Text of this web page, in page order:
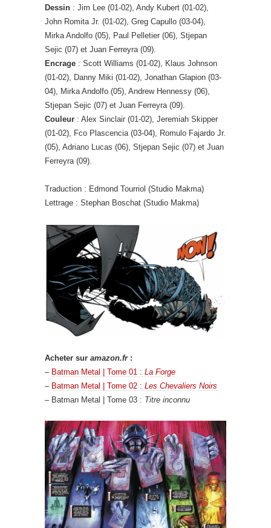
Dessin : Jim Lee (01-02), Andy Kubert (01-02),
John Romita Jr. (01-02), Greg Capullo (03-04),
Mirka Andolfo (05), Paul Pelletier (06), Stjepan
Sejic (07) et Juan Ferreyra (09).
Encrage : Scott Williams (01-02), Klaus Johnson
(01-02), Danny Miki (01-02), Jonathan Glapion (03-
04), Mirka Andolfo (05), Andrew Hennessy (06),
Stjepan Sejic (07) et Juan Ferreyra (09).
Couleur : Alex Sinclair (01-02), Jeremiah Skipper
(01-02), Fco Plascencia (03-04), Romulo Fajardo Jr.
(05), Adriano Lucas (06), Stjepan Sejic (07) et Juan
Ferreyra (09).
Traduction : Edmond Tourriol (Studio Makma)
Lettrage : Stephan Boschat (Studio Makma)
Acheter sur amazon.fr:
– Batman Metal | Tome 01 : La Forge
– Batman Metal | Tome 02 : Les Chevaliers Noirs
– Batman Metal | Tome 03 : Titre inconnu